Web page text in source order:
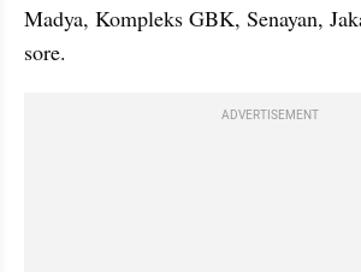
Madya, Kompleks GBK, Senayan,
sore.
ADVERTISEMENT